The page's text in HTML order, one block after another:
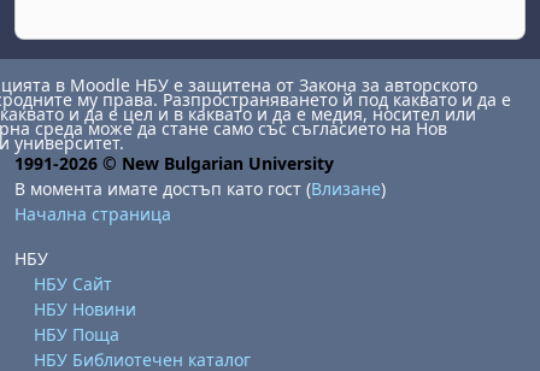
в Moodle НБУ е защитена от Закона за авторското
му права. Разпространяването й под каквато и да е
и да е цел и в каквато и да е медия, носител или
среда може да стане само със съгласието на Нов
университет.
1991-2026 © New Bulgarian University
В момента имате достъп като гост (Влизане)
Начална страница
НБУ
НБУ Сайт
НБУ Новини
НБУ Поща
НБУ Библиотечен каталог